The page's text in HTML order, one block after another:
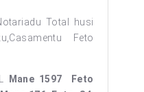
Total husi
Feto
Mane 1597 Feto